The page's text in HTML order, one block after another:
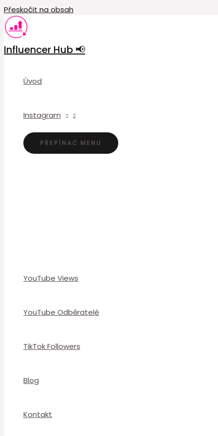
Přeskočit na obsah
Influencer Hub 📢
Úvod
Instagram
PŘEPÍNAČ MENU
YouTube Views
YouTube Odběratelé
TikTok Followers
Blog
Kontakt